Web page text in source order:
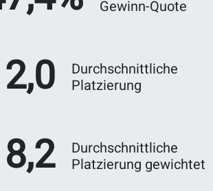
Gewinn-Quote
Durchschnittliche
Platzierung
Durchschnittliche
Platzierung gewichtet